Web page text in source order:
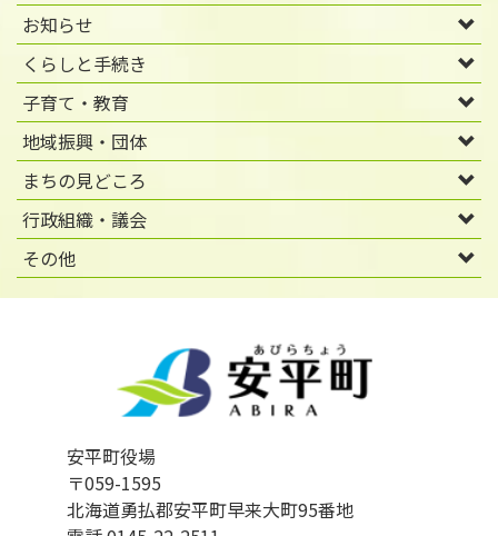
お知らせ
くらしと手続き
子育て・教育
地域振興・団体
まちの見どころ
行政組織・議会
その他
安平町役場
〒059-1595
北海道勇払郡安平町早来大町95番地